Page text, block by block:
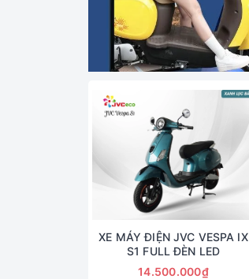
XE MÁY ĐIỆN JVC VESPA IX
S1 FULL ĐÈN LED
14.500.000₫